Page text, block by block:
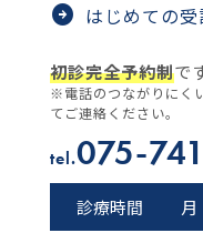
はじめての
初診完全予約制で
※電話のつながりにく
てご連絡ください。
tel.075-
診療時間 月